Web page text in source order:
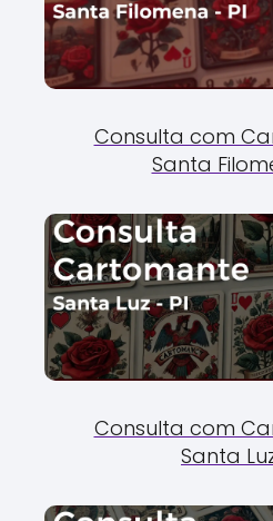
Consulta com
Santa
Consulta com
Santa